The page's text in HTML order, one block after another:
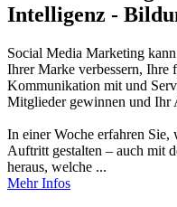
Intelligenz -
Social Media Marketing
Ihrer Marke verbessern, Ihre
Kommunikation mit und
Mitglieder gewinnen und Ihr
In einer Woche erfahren Sie,
Auftritt gestalten – auch mit
heraus, welche ...
Mehr Infos